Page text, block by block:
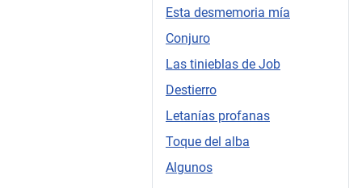
Esta desmemoria mía
Conjuro
Las tinieblas de Job
Destierro
Letanías profanas
Toque del alba
Algunos